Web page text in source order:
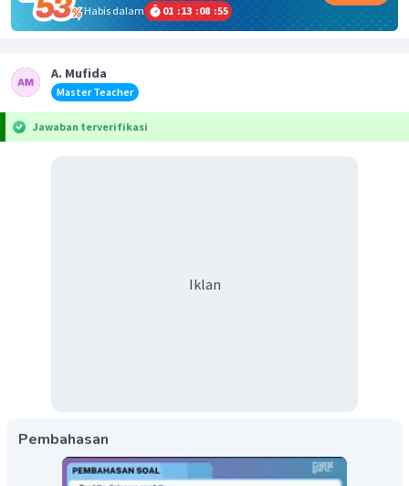
Habis dalam
01 :13 :08 :55
A. Mufida
Master Teacher
Jawaban terverifikasi
Iklan
Pembahasan